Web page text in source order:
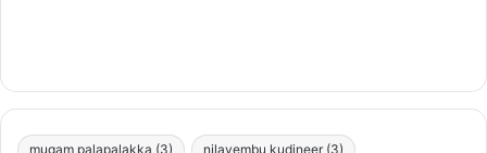
mugam palapalakka (3) nilavembu kudineer (3)